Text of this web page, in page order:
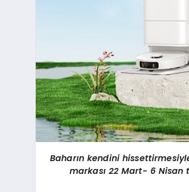
Baharın kendini
markası 22 Mart- 6 Nisan